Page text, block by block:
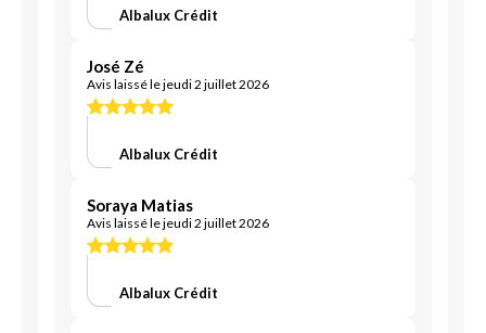
Albalux Crédit
José Zé
Avis laissé le jeudi 2 juillet 2026
Albalux Crédit
Soraya Matias
Avis laissé le jeudi 2 juillet 2026
Albalux Crédit